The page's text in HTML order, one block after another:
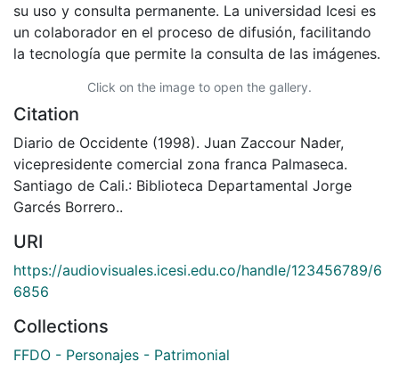
su uso y consulta permanente. La universidad Icesi es
un colaborador en el proceso de difusión, facilitando
la tecnología que permite la consulta de las imágenes.
Click on the image to open the gallery.
Citation
Diario de Occidente (1998). Juan Zaccour Nader,
vicepresidente comercial zona franca Palmaseca.
Santiago de Cali.: Biblioteca Departamental Jorge
Garcés Borrero..
URI
https://audiovisuales.icesi.edu.co/handle/123456789/6
6856
Collections
FFDO - Personajes - Patrimonial